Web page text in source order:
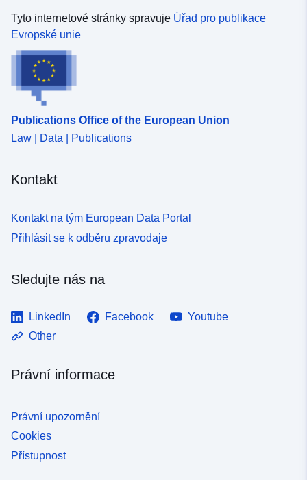
Tyto internetové stránky spravuje Úřad pro publikace
Evropské unie
Publications Office of the European Union
Law | Data | Publications
Kontakt
Kontakt na tým European Data Portal
Přihlásit se k odběru zpravodaje
Sledujte nás na
LinkedIn Facebook
Youtube
Other
Právní informace
Právní upozornění
Cookies
Přístupnost